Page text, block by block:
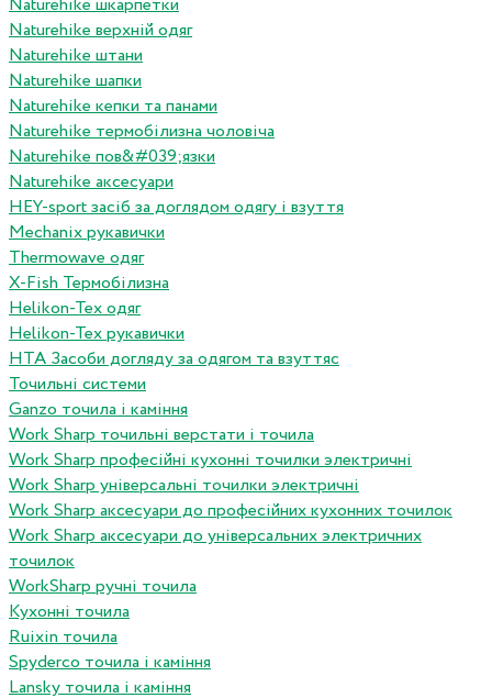
Naturehike шкарпетки
Naturehike верхній одяг
Naturehike штани
Naturehike шапки
Naturehike кепки та панами
Naturehike термобілизна чоловіча
Naturehike пов&#039;язки
Naturehike аксесуари
HEY-sport засіб за доглядом одягу і взуття
Mechanix рукавички
Thermowave одяг
X-Fish Термобілизна
Helikon-Tex одяг
Helikon-Tex рукавички
HTA Засоби догляду за одягом та взуттяс
Точильні системи
Ganzo точила і каміння
Work Sharp точильні верстати і точила
Work Sharp професiйнi кухоннi точилки электричнi
Work Sharp унiверсальнi точилки электричнi
Work Sharp аксесуари до професiйних кухонних точилок
Work Sharp аксесуари до унiверсальних электричних
точилок
WorkSharp ручні точила
Кухонні точила
Ruixin точила
Spyderco точила і каміння
Lansky точила і каміння